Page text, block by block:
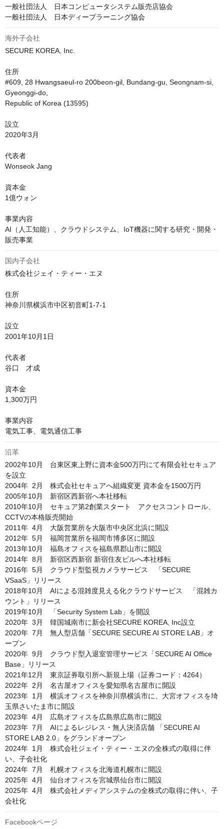
一般社団法人　日本コンピュータシステム販売店協会
一般社団法人　日本ディープラーニング協会
海外子会社
SECURE KOREA, Inc.
住所
#609, 28 Hwangsaeul-ro 200beon-gil, Bundang-gu, Seongnam-si,
Gyeonggi-do,
Republic of Korea (13595)
設立
2020年3月
代表者
Wonseok Jang
資本金
1億ウォン
事業内容
AI（人工知能）、クラウドシステム、IoT機器に関する研究・開発・
国内子会社
株式会社ジェイ・ティー・エヌ
住所
神奈川県横浜市中区初音町1-7-1
設立
2001年10月1日
代表者
谷口　才成
資本金
1,300万円
事業内容
沿革
2002年10月　台東区東上野に資本金500万円にて有限会社セキュア
を設立
2004年  2月　株式会社セキュアへ組織変更 資本金を1500万円
2005年10月　新宿区西新宿へ本社移転
2010年10月　セキュア第2創業スタート　アクセスコントロール、
CCTVの本格販売開始
2011年  4月　大阪営業所を大阪市中央区北浜に開設
2012年  5月　福岡営業所を福岡市博多区に開設
2013年10月　福島オフィスを福島県郡山市に開設
2014年  8月　新宿区西新宿 新宿住友ビルへ本社移転
2016年  5月　クラウド型監視カメラサービス　「SECURE
VSaaS」リリース
2018年10月　AIによる混雑度見える化クラウドサービス　「混雑カ
ウント」リリース
2019年10月　「Security System Lab」を開設
2020年  3月　韓国城南市に新会社SECURE KOREA, Inc設立
2020年  7月　無人型店舗「SECURE SECURE AI STORE LAB」オ
ープン
2020年  9月　クラウド型入退室管理サービス「SECURE AI Office
Base」リリース
2021年12月　東京証券取引所へ新規上場（証券コード：4264）
2022年  2月　名古屋オフィスを愛知県名古屋市に開設
2023年  1月　横浜オフィスを神奈川県横浜市に、大宮オフィスを埼
玉県さいたま市に開設
2023年  4月　広島オフィスを広島県広島市に開設
2023年  7月　AIによるレジレス・無人決済店舗 「SECURE AI
STORE LAB 2.0」をグランドオープン
2024年  1月　株式会社ジェイ・ティー・エヌの全株式の取得に伴
い、子会社化
2024年  7月　札幌オフィスを北海道札幌市に開設
2025年  4月　仙台オフィスを宮城県仙台市に開設
2025年  4月　株式会社メディアシステムの全株式の取得に伴い、子
会社化
Facebookページ